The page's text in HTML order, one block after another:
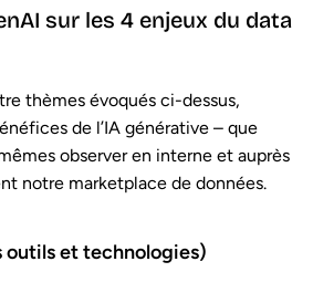
sur les 4 enjeux du data
thèmes évoqués ci-dessus,
de l’IA générative – que
observer en interne et auprès
notre marketplace de données.
et technologies)